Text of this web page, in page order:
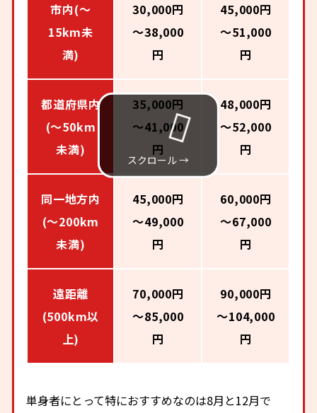
市内(～
15km未
満)
30,000円
～38,000
円
45,000円
～51,000
円
都道府県内
(～50km
未満)
35,000円
～41,000
円
48,000円
～52,000
円
同一地方内
(～200km
未満)
45,000円
～49,000
円
60,000円
～67,000
円
遠距離
(500km以
上)
70,000円
～85,000
円
90,000円
～104,000
円
単身者にとって特におすすめなのは8月と12月で